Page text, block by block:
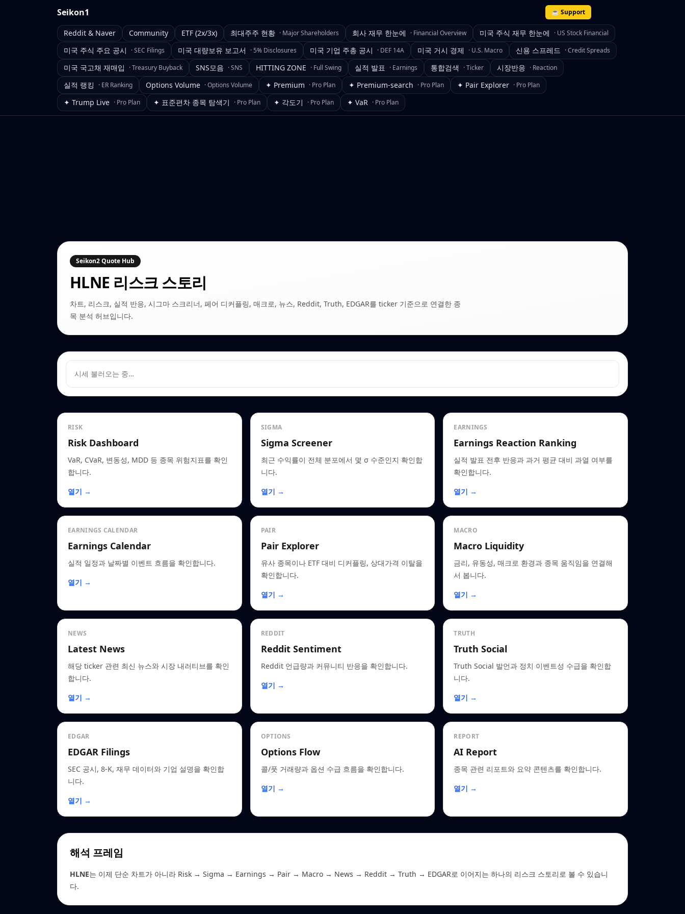
Seikon1 ☕ Support
Reddit & Naver Community ETF (2x/3x) 최대주주 현황 · Major Shareholders 회사 재무 한눈에 · Financial Overview 미국 주식 재무 한눈에 · US Stock Financial
미국 주식 주요 공시 ·SEC Filings 미국 대량보유 보고서 · 5% Disclosures 미국 기업 주총 공시 · DEF 14A 미국 거시 경제 · U.S. Macro 신용 스프레드 ·Credit Spreads
미국 국고채 재매입 ·Treasury Buyback SNS모음 ·SNS HITTING ZONE · Full Swing 실적 발표 · Earnings 통합검색 ·Ticker 시장반응 · Reaction
실적 랭킹 · ER Ranking Options Volume ·Options Volume ✦ Premium · Pro Plan ✦ Premium-search · Pro Plan ✦ Pair Explorer · Pro Plan
✦ Trump Live · Pro Plan ✦ 표준편차 종목 탐색기 · Pro Plan ✦ 각도기 · Pro Plan ✦ VaR · Pro Plan
Seikon2 Quote Hub
HLNE 리스크 스토리
차트, 리스크, 실적 반응, 시그마 스크리너, 페어 디커플링, 매크로, 뉴스, Reddit, Truth, EDGAR를 ticker 기준으로 연결한 종
목 분석 허브입니다.
시세 불러오는 중…
RISK
Risk Dashboard
VaR, CVaR, 변동성, MDD 등 종목 위험지표를 확인
합니다.
열기 →
SIGMA
Sigma Screener
최근 수익률이 전체 분포에서 몇 σ 수준인지 확인합
니다.
열기 →
EARNINGS
Earnings Reaction Ranking
실적 발표 전후 반응과 과거 평균 대비 과열 여부를
확인합니다.
열기 →
EARNINGS CALENDAR
Earnings Calendar
실적 일정과 날짜별 이벤트 흐름을 확인합니다.
열기 →
PAIR
Pair Explorer
유사 종목이나 ETF 대비 디커플링, 상대가격 이탈을
확인합니다.
열기 →
MACRO
Macro Liquidity
금리, 유동성, 매크로 환경과 종목 움직임을 연결해
서 봅니다.
열기 →
NEWS
Latest News
해당 ticker 관련 최신 뉴스와 시장 내러티브를 확인
합니다.
열기 →
REDDIT
Reddit Sentiment
Reddit 언급량과 커뮤니티 반응을 확인합니다.
열기 →
TRUTH
Truth Social
Truth Social 발언과 정치 이벤트성 수급을 확인합
니다.
열기 →
EDGAR
EDGAR Filings
SEC 공시, 8-K, 재무 데이터와 기업 설명을 확인합
니다.
열기 →
OPTIONS
Options Flow
콜/풋 거래량과 옵션 수급 흐름을 확인합니다.
열기 →
REPORT
AI Report
종목 관련 리포트와 요약 콘텐츠를 확인합니다.
열기 →
해석 프레임
HLNE는 이제 단순 차트가 아니라 Risk → Sigma → Earnings → Pair → Macro → News → Reddit → Truth → EDGAR로 이어지는 하나의 리스크 스토리로 볼 수 있습니
다.